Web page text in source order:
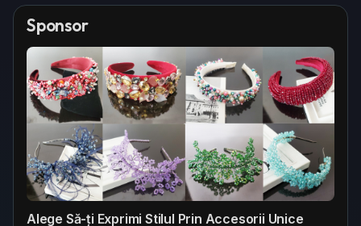
Sponsor
Alege Să-ți Exprimi Stilul Prin Accesorii Unice